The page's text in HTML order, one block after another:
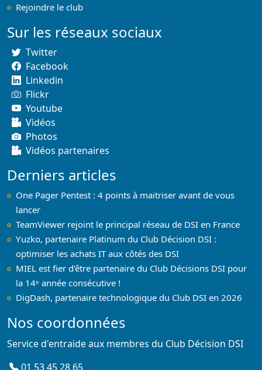
Rejoindre le club
Sur les réseaux sociaux
Twitter
Facebook
Linkedin
Flickr
Youtube
Vidéos
Photos
Vidéos partenaires
Derniers articles
One Pager Pentest : 4 points à maitriser avant de vous
lancer
TeamViewer rejoint le principal réseau de DSI en France
Yuzko, partenaire Platinum du Club Décision DSI :
optimiser les achats IT aux côtés des DSI
MIEL est fier d’être partenaire du Club Décisions DSI pour
la 14ᵉ année consécutive !
DigDash, partenaire technologique du Club DSI en 2026
Nos coordonnées
Service d'entraide aux membres du Club Décision DSI
01 53 45 28 65